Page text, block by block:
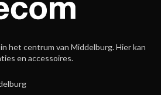
het centrum van Middelburg. Hier kan
en accessoires.